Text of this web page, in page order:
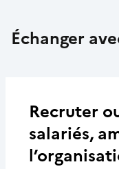
Échanger
Recruter
salariés,